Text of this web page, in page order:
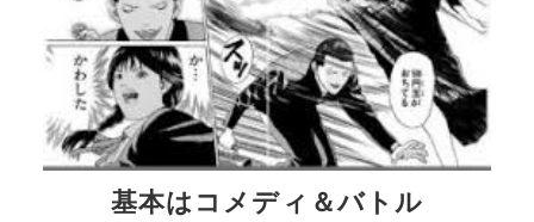
基本はコメディ＆バトル